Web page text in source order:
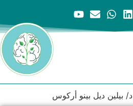
د/ بيلين ديل بينو أركوس